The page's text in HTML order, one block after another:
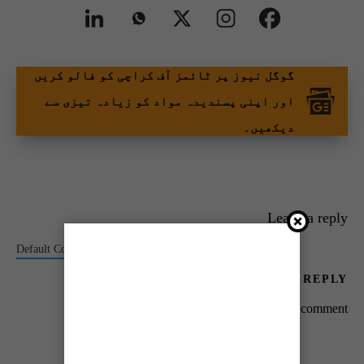
گوگل نیوز پر ٹائمز آف کراچی کو فالو کریں
اور اپنی پسندیدہ مواد کو زیادہ تیزی سے
دیکھیں۔
Leave a reply
Default Comments (0)
LEAVE A REPLY
to post a comment.